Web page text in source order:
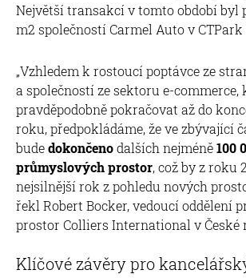
Největší transakcí v tomto období byl
m2 společností Carmel Auto v CTPark
„Vzhledem k rostoucí poptávce ze
a společností ze sektoru e-commerce,
pravděpodobně pokračovat až do
roku, předpokládáme, že ve zbývající
budedokončenodalších nejméně100
průmyslových prostor, což by z roku
nejsilnější rok z pohledu nových
řekl Robert Bocker, vedoucí oddělení
prostor Colliers International v České
Klíčové závěry pro